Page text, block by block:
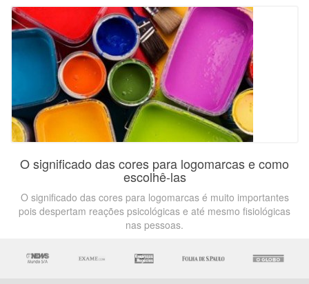
O significado das cores para logomarcas e como
escolhê-las
O significado das cores para logomarcas é muito importantes
pois despertam reações psicológicas e até mesmo fisiológicas
nas pessoas.